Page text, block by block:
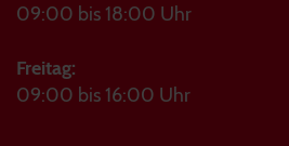
09:00 bis 18:00 Uhr
Freitag:
09:00 bis 16:00 Uhr